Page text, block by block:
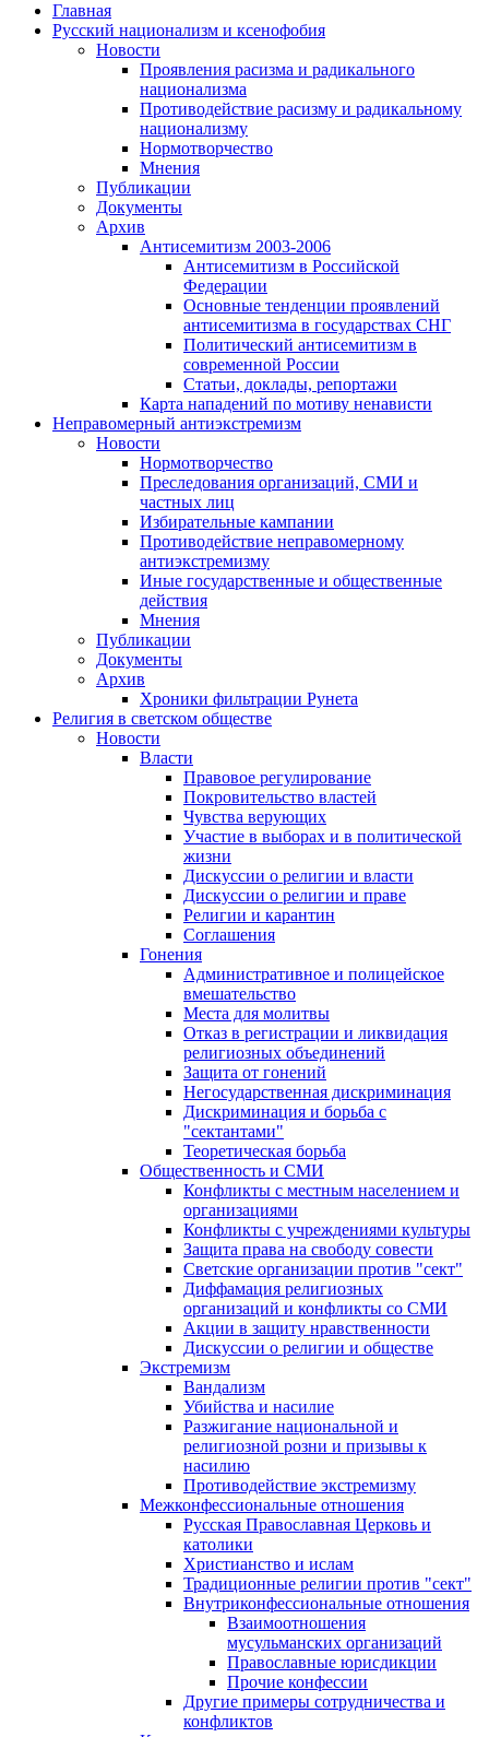
Главная
Русский национализм и ксенофобия
Новости
Проявления расизма и радикального
национализма
Противодействие расизму и радикальному
национализму
Нормотворчество
Мнения
Публикации
Документы
Архив
Антисемитизм 2003-2006
Антисемитизм в Российской
Федерации
Основные тенденции проявлений
антисемитизма в государствах СНГ
Политический антисемитизм в
современной России
Статьи, доклады, репортажи
Карта нападений по мотиву ненависти
Неправомерный антиэкстремизм
Новости
Нормотворчество
Преследования организаций, СМИ и
частных лиц
Избирательные кампании
Противодействие неправомерному
антиэкстремизму
Иные государственные и общественные
действия
Мнения
Публикации
Документы
Архив
Хроники фильтрации Рунета
Религия в светском обществе
Новости
Власти
Правовое регулирование
Покровительство властей
Чувства верующих
Участие в выборах и в политической
жизни
Дискуссии о религии и власти
Дискуссии о религии и праве
Религии и карантин
Соглашения
Гонения
Административное и полицейское
вмешательство
Места для молитвы
Отказ в регистрации и ликвидация
религиозных объединений
Защита от гонений
Негосударственная дискриминация
Дискриминация и борьба с
"сектантами"
Теоретическая борьба
Общественность и СМИ
Конфликты с местным населением и
организациями
Конфликты с учреждениями культуры
Защита права на свободу совести
Светские организации против "сект"
Диффамация религиозных
организаций и конфликты со СМИ
Акции в защиту нравственности
Дискуссии о религии и обществе
Экстремизм
Вандализм
Убийства и насилие
Разжигание национальной и
религиозной розни и призывы к
насилию
Противодействие экстремизму
Межконфессиональные отношения
Русская Православная Церковь и
католики
Христианство и ислам
Традиционные религии против "сект"
Внутриконфессиональные отношения
Взаимоотношения
мусульманских организаций
Православные юрисдикции
Прочие конфессии
Другие примеры сотрудничества и
конфликтов